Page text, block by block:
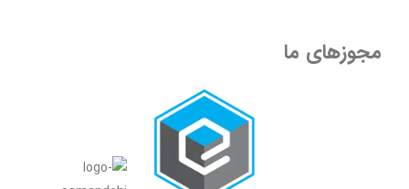
مجوزهای ما